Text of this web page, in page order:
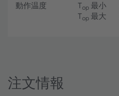
動作温度 Top 最小
Top 最大
注文情報